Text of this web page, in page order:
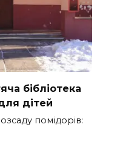
бібліотека
дітей
помідорів: